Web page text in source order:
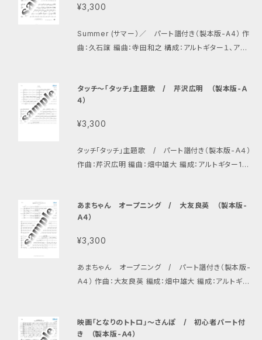
¥3,300
Summer (サマー）／ パート譜付き（製本版-A4） 作
曲：久石譲 編曲：寺田和之 構成：アルトギター１、アル
です。どこか懐かしさを感じさせるこの曲は聴く人も、演
奏者も思い出の夏にタイムトリップしてくれそう… 初心
タッチ〜「タッチ」主題歌 / 芹沢広明 （製本版-Ａ
４）
¥3,300
タッチ「タッチ」主題歌 / パート譜付き（製本版-Ａ４）
作曲：芹沢広明 編曲：畑中雄大 編成：アルトギター1、
ター、ドラム
あまちゃん オープニング / 大友良英 （製本版-
Ａ４）
¥3,300
あまちゃん オープニング / パート譜付き（製本版-
Ａ４） 作曲：大友良英 編成：畑中雄大 編成：アルトギタ
映画「となりのトトロ」〜さんぽ / 初心者パート付
き （製本版-Ａ４）